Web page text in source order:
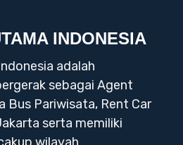
INDONESIA
adalah
sebagai Agent
Bus Pariwisata, Rent Car
serta memiliki